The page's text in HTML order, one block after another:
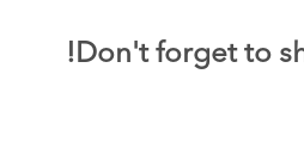
Don't forget to